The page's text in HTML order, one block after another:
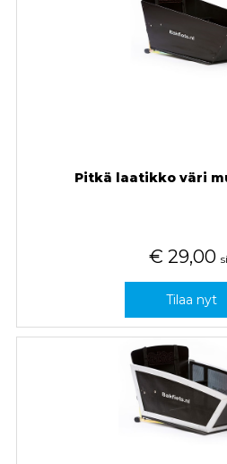
Pitkä laatikko väri
€ 29,00
Tilaa nyt